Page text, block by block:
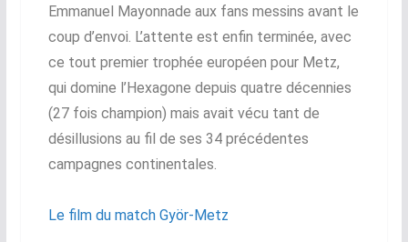
Emmanuel Mayonnade aux fans messins avant le
coup d’envoi. L’attente est enfin terminée, avec
ce tout premier trophée européen pour Metz,
qui domine l’Hexagone depuis quatre décennies
(27 fois champion) mais avait vécu tant de
désillusions au fil de ses 34 précédentes
campagnes continentales.
Le film du match Györ-Metz